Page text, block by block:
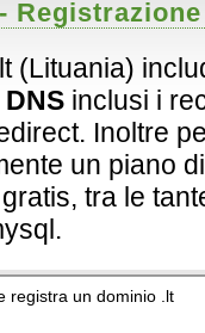
-
(Lituania)
inclusi i
Inoltre
un piano
tra le
registra un dominio .lt